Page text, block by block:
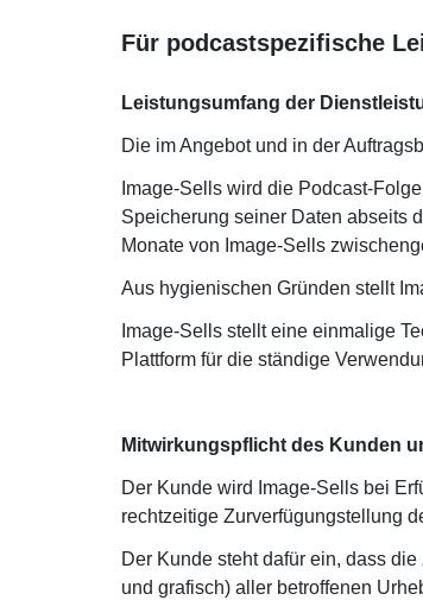
Für podcastspezifische
Leistungsumfang der
Die im Angebot und in der
Image-Sells wird die Podcast-
Speicherung seiner Daten abseits
Monate von Image-Sells
Aus hygienischen Gründen stellt
Image-Sells stellt eine einmalige
Plattform für die ständige
Mitwirkungspflicht des Kunden
Der Kunde wird Image-Sells bei
rechtzeitige Zurverfügungstellung
Der Kunde steht dafür ein, dass
und grafisch) aller betroffenen